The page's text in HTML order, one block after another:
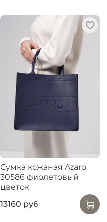
Сумка кожаная Azaro
30586 фиолетовый
цветок
13160 руб